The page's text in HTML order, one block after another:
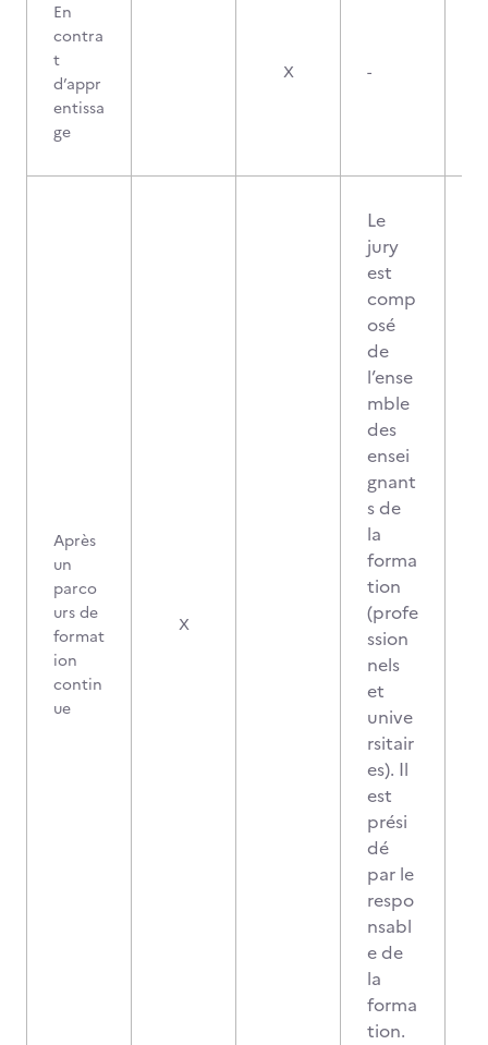
En
contra
t
d’appr
entissa
ge
X -
Après
un
parco
urs de
format
ion
contin
ue
X
Le
jury
est
comp
osé
de
l’ense
mble
des
ensei
gnant
s de
la
forma
tion
(profe
ssion
nels
et
unive
rsitair
es). Il
est
prési
dé
par le
respo
nsabl
e de
la
forma
tion.